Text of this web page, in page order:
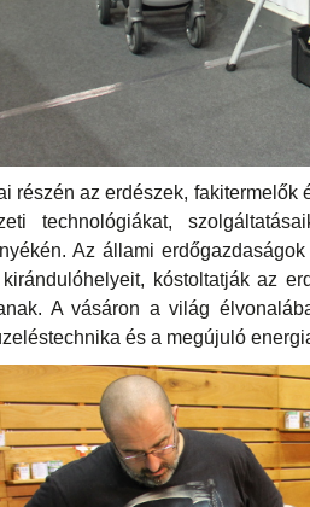
részén az erdészek, fakitermelők
technológiákat,
Az állami
kóstoltatják az
A vásáron a világ
és a megújuló